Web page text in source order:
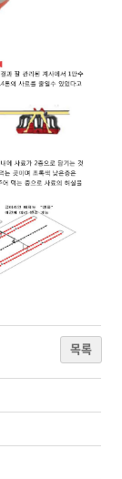
목록